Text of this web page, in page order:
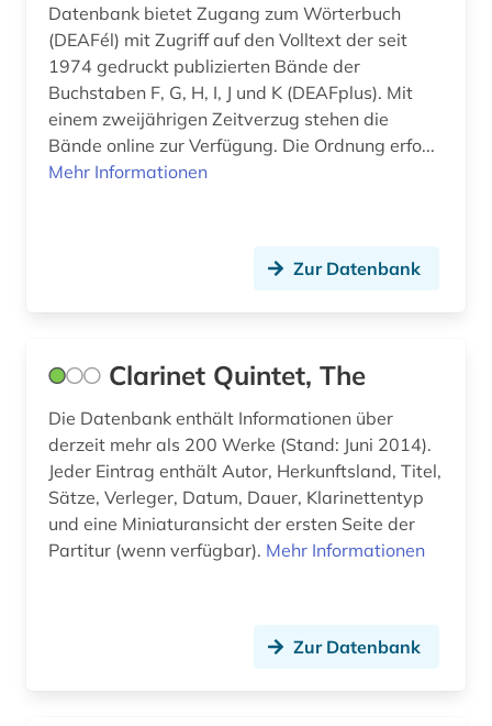
fachdidaktik (1)
familienrecht (1)
fernsehsendung (1)
festschrift (1)
fid ost-, ostmittel- und südosteuropa (1)
film (2)
filmwissenschaft (1)
flandern (1)
flötenmusik (1)
forschung (3)
französisch (3)
Datenbank bietet Zugang zum Wörterbuch
(DEAFél) mit Zugriff auf den Volltext der seit
1974 gedruckt publizierten Bände der
Buchstaben F, G, H, I, J und K (DEAFplus). Mit
einem zweijährigen Zeitverzug stehen die
Bände online zur Verfügung. Die Ordnung erfo...
Mehr Informationen
Zur Datenbank
Clarinet Quintet, The
Die Datenbank enthält Informationen über
derzeit mehr als 200 Werke (Stand: Juni 2014).
Jeder Eintrag enthält Autor, Herkunftsland, Titel,
Sätze, Verleger, Datum, Dauer, Klarinettentyp
und eine Miniaturansicht der ersten Seite der
Partitur (wenn verfügbar). Mehr Informationen
Zur Datenbank